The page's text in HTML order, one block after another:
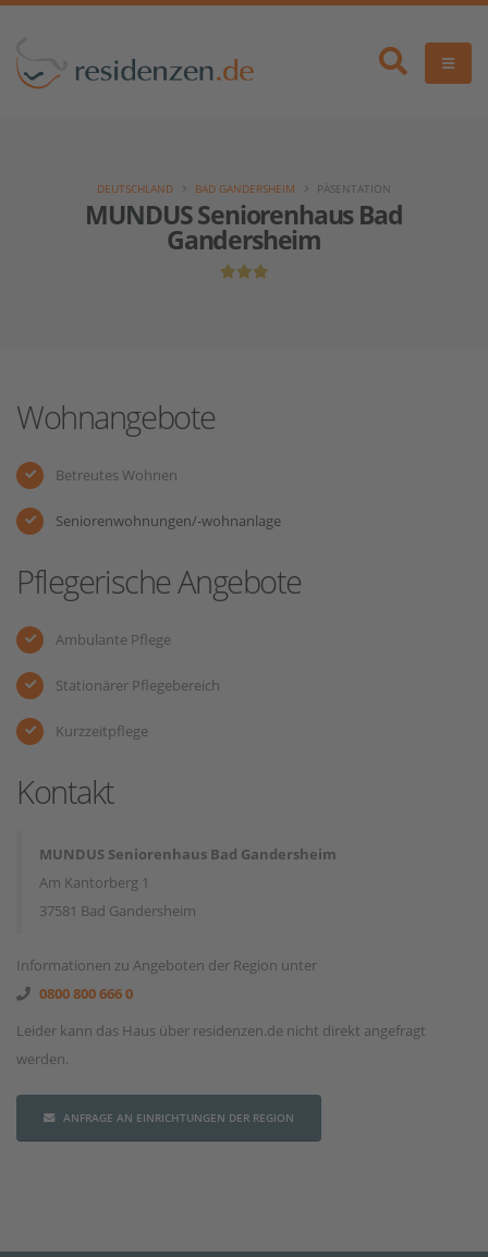
MUNDUS Seniorenhaus Bad
Gandersheim
DEUTSCHLAND BAD GANDERSHEIM PÄSENTATION
Wohnangebote
Betreutes Wohnen
Seniorenwohnungen/-wohnanlage
Pflegerische Angebote
Ambulante Pflege
Stationärer Pflegebereich
Kurzzeitpflege
Kontakt
MUNDUS Seniorenhaus Bad Gandersheim
Am Kantorberg 1
37581 Bad Gandersheim
Informationen zu Angeboten der Region unter
0800 800 666 0
Leider kann das Haus über residenzen.de nicht direkt angefragt
werden.
ANFRAGE AN EINRICHTUNGEN DER REGION